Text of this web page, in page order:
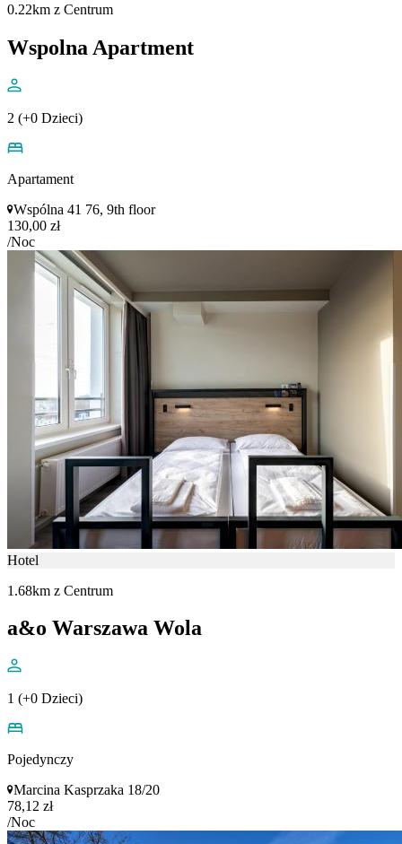
0.22km z Centrum
Wspolna Apartment
2 (+0 Dzieci)
Apartament
Wspólna 41 76, 9th floor
130,00 zł
/Noc
Hotel
1.68km z Centrum
a&o Warszawa Wola
1 (+0 Dzieci)
Pojedynczy
Marcina Kasprzaka 18/20
78,12 zł
/Noc